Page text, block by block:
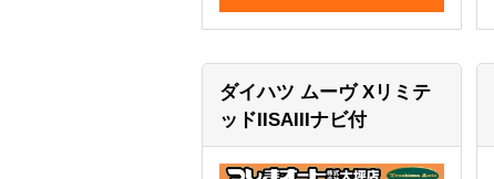
ダイハツ ムーヴXリミテ
ッドIISAIIIナビ付